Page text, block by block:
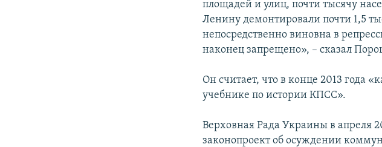
площадей и улиц, почти тысячу
Ленину демонтировали почти 1,5
непосредственно виновна в
наконец запрещено», – сказал
Он считает, что в конце 2013 года
учебнике по истории КПСС».
Верховная Рада Украины в апреля
законопроект об осуждении